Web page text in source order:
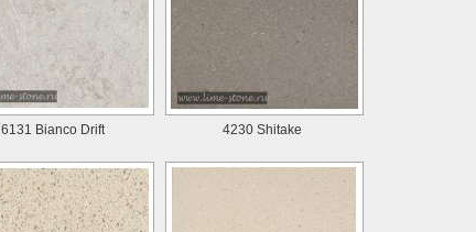
6131 Bianco Drift 4230 Shitake